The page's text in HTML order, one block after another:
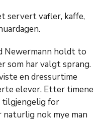
servert vafler, kaffe,
Newermann holdt to
som har valgt sprang.
en dressurtime
elever. Etter timene
tilgjengelig for
nok mye man